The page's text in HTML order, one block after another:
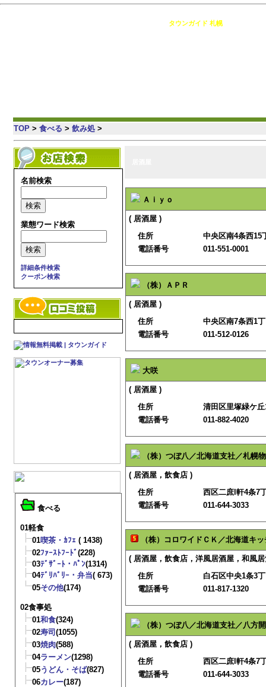
タウンガイド 札幌
TOP > 食べる > 飲み処 >
名前検索
業態ワード検索
詳細条件検索
クーポン検索
食べる
01軽食
01喫茶・ｶﾌｪ ( 1438)
02ﾌｧｰｽﾄﾌｰﾄﾞ(228)
03ﾃﾞｻﾞｰﾄ・ﾊﾟﾝ(1314)
04ﾃﾞﾘﾊﾞﾘｰ・弁当( 673)
05その他(174)
02食事処
01和食(324)
02寿司 (1055)
03焼肉(588)
04ラーメン(1298)
05うどん・そば(827)
06カレー(187)
Ａｉｙｏ
( 居酒屋 )
住所
中央区南4条西15
電話番号
011-551-0001
（株）ＡＰＲ
( 居酒屋 )
住所
中央区南7条西1
電話番号
011-512-0126
大咲
( 居酒屋 )
住所
清田区里塚緑ケ
電話番号
011-882-4020
（株）つぼ八／北海道支社／札幌
( 居酒屋，飲食店 )
住所
西区二庶l軒4条7
電話番号
011-644-3033
（株）コロワイドＣＫ／北海道キ
( 居酒屋，飲食店，洋風居酒屋，和風
住所
白石区中央1条3
電話番号
011-817-1320
（株）つぼ八／北海道支社／八方
( 居酒屋，飲食店 )
住所
西区二庶l軒4条7
電話番号
011-644-3033